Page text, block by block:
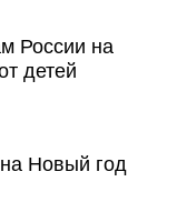
России на
детей
Новый год